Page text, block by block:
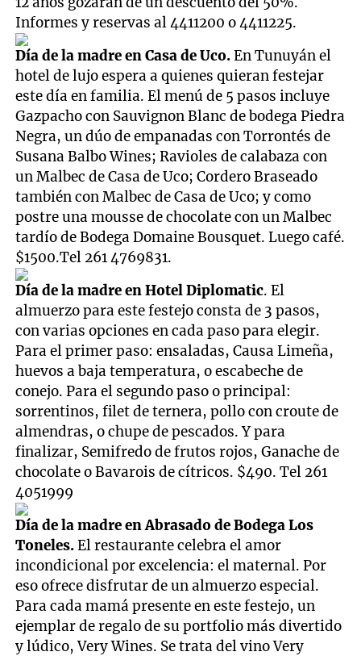
Informes y reservas al 4411200 o 4411225.
Día de la madre en Casa de Uco.En Tunuyán el
hotel de lujo espera a quienes quieran festejar
este día en familia. El menú de 5 pasos incluye
Gazpacho con Sauvignon Blanc de bodega Piedra
Negra, un dúo de empanadas con Torrontés de
Susana Balbo Wines; Ravioles de calabaza con
un Malbec de Casa de Uco; Cordero Braseado
también con Malbec de Casa de Uco; y como
postre una mousse de chocolate con un Malbec
tardío de Bodega Domaine Bousquet. Luego café.
$1500.Tel 261 4769831.
Día de la madre en Hotel Diplomatic. El
almuerzo para este festejo consta de 3 pasos,
con varias opciones en cada paso para elegir.
Para el primer paso: ensaladas, Causa Limeña,
huevos a baja temperatura, o escabeche de
conejo. Para el segundo paso o principal:
sorrentinos, filet de ternera, pollo con croute de
almendras, o chupe de pescados. Y para
finalizar, Semifredo de frutos rojos, Ganache de
chocolate o Bavarois de cítricos. $490. Tel 261
4051999
Día de la madre en Abrasado de Bodega Los
Toneles.El restaurante celebra el amor
incondicional por excelencia: el maternal. Por
eso ofrece disfrutar de un almuerzo especial.
Para cada mamá presente en este festejo, un
ejemplar de regalo de su portfolio más divertido
y lúdico, Very Wines. Se trata del vino Very